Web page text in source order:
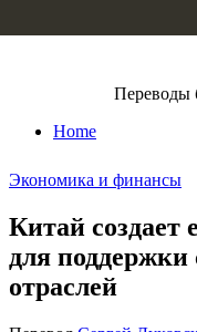
Переводы
Home
Экономика и финансы
Китай
для поддержки
отраслей